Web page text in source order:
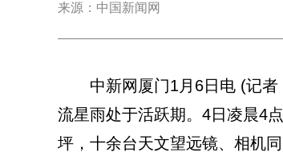
来源：中国新闻网
中新网厦门1月6日电 (记者
流星雨处于活跃期。4日凌晨4
坪，十余台天文望远镜、相机